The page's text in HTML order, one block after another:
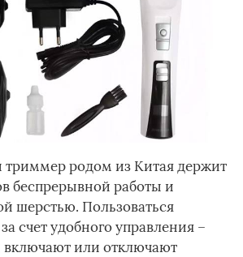
родом из Китая держит
беспрерывной работы и
шерстью. Пользоваться
счет удобного управления –
включают или отключают